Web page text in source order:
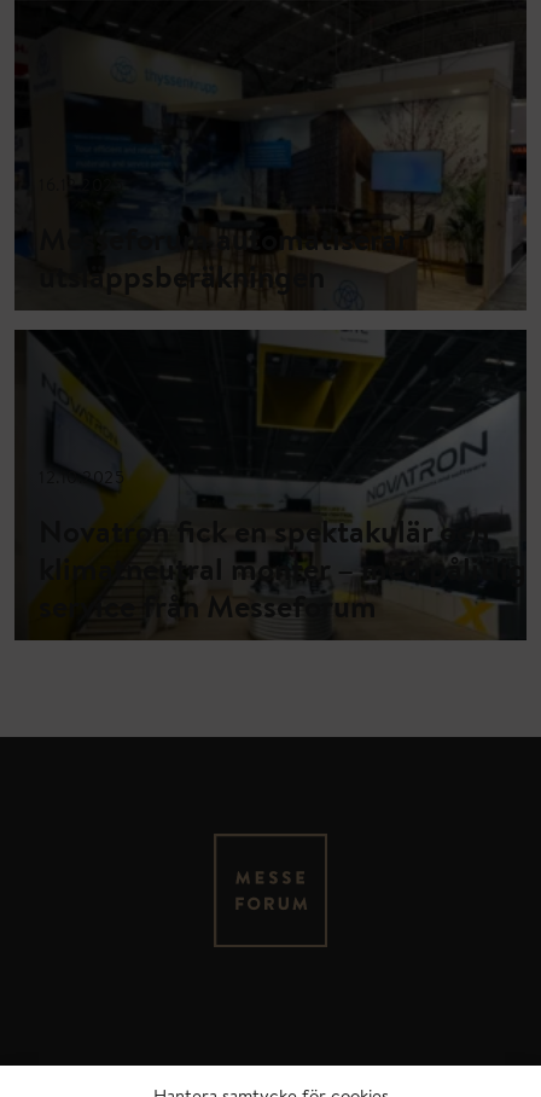
Messeforum automatiserar
utsläppsberäkningen
12.10.2025
Novatron fick en spektakulär och
klimatneutral monter – med pålitlig
service från Messeforum